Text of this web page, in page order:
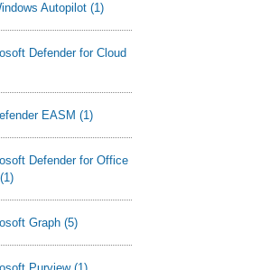
Autopilot (1)
Defender for Cloud
EASM (1)
Defender for Office
(1)
Graph (5)